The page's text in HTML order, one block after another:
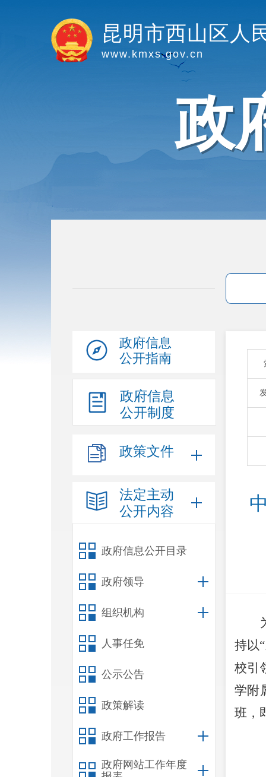
昆明市西山区人
www.kmxs.gov.cn
政
政府信息
公开指南
政府信息
公开制度
政策文件
法定主动
公开内容
政府信息公开目录
政府领导
组织机构
人事任免
公示公告
政策解读
政府工作报告
政府网站工作年度
持以
校引
学附
班 ，